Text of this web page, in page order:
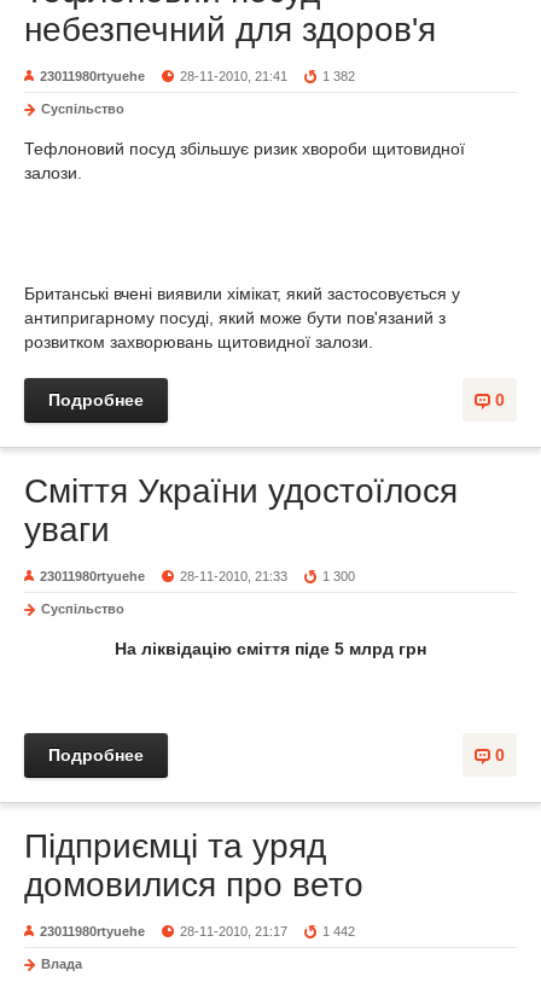
небезпечний для здоров'я
23011980rtyuehe 28-11-2010, 21:41 1 382
Суспільство
Тефлоновий посуд збільшує ризик хвороби щитовидної
залози.
Британські вчені виявили хімікат, який застосовується у
антипригарному посуді, який може бути пов'язаний з
розвитком захворювань щитовидної залози.
0
Подробнее
Сміття України удостоїлося
уваги
23011980rtyuehe 28-11-2010, 21:33 1 300
Суспільство
На ліквідацію сміття піде 5 млрд грн
0
Подробнее
Підприємці та уряд
домовилися про вето
23011980rtyuehe 28-11-2010, 21:17 1 442
Влада